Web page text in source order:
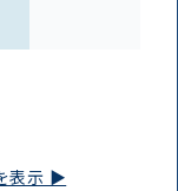
表示 ▶︎